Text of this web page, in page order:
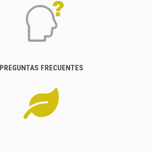
PREGUNTAS FRECUENTES